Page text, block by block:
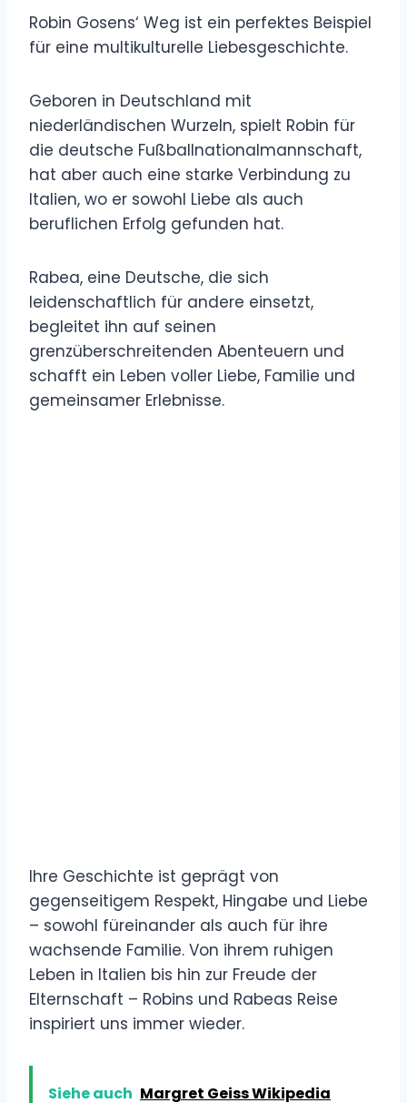
Robin Gosens‘ Weg ist ein perfektes Beispiel
für eine multikulturelle Liebesgeschichte.
Geboren in Deutschland mit
niederländischen Wurzeln, spielt Robin für
die deutsche Fußballnationalmannschaft,
hat aber auch eine starke Verbindung zu
Italien, wo er sowohl Liebe als auch
beruflichen Erfolg gefunden hat.
Rabea, eine Deutsche, die sich
leidenschaftlich für andere einsetzt,
begleitet ihn auf seinen
grenzüberschreitenden Abenteuern und
schafft ein Leben voller Liebe, Familie und
gemeinsamer Erlebnisse.
Ihre Geschichte ist geprägt von
gegenseitigem Respekt, Hingabe und Liebe
– sowohl füreinander als auch für ihre
wachsende Familie. Von ihrem ruhigen
Leben in Italien bis hin zur Freude der
Elternschaft – Robins und Rabeas Reise
inspiriert uns immer wieder.
Siehe auch Margret Geiss Wikipedia